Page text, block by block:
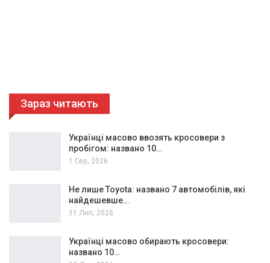
Зараз читають
Українці масово ввозять кросовери з
пробігом: названо 10…
1 Сер, 2026
Не лише Toyota: названо 7 автомобілів, які
найдешевше…
31 Лип, 2026
Українці масово обирають кросовери:
названо 10…